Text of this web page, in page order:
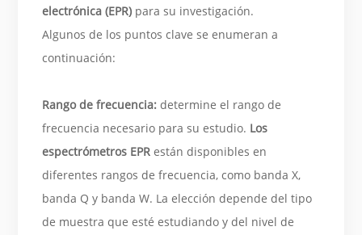
electrónica (EPR) para su investigación.
Algunos de los puntos clave se enumeran a
continuación:
Rango de frecuencia: determine el rango de
frecuencia necesario para su estudio. Los
espectrómetros EPR están disponibles en
diferentes rangos de frecuencia, como banda X,
banda Q y banda W. La elección depende del tipo
de muestra que esté estudiando y del nivel de